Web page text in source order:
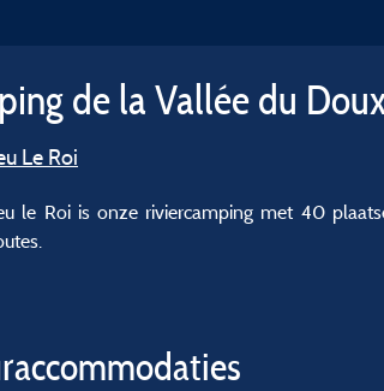
de la Vallée du
Le Roi
le Roi is onze riviercamping met 40